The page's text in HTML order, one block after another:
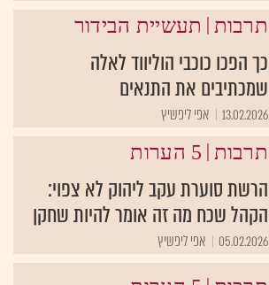
תרבות | תעשיית הבידור
כך הפכו כוכבי הוליווד לאלה
שמכתיבים את התנאים
13.02.2026 אפי ליפשיץ
תרבות | 5 הערות
הרשת סוערת עקב ליהוק לא צפוי:
הקהל שכח מה זה אומר להיות שחקן
05.02.2026 אפי ליפשיץ